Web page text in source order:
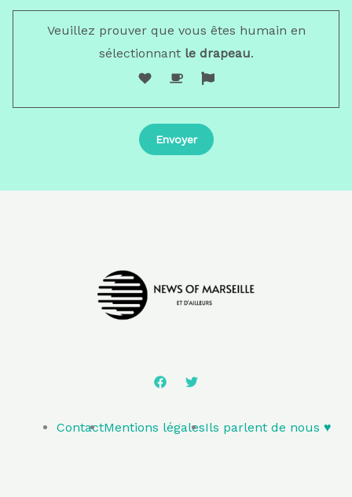
Veuillez prouver que vous êtes humain en
sélectionnantle drapeau.
ContactMentions légalesIls parlent de nous ♥️